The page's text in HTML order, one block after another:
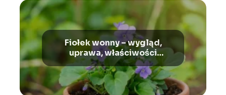
Fiołek wonny – wygląd,
uprawa, właściwości
lecznicze